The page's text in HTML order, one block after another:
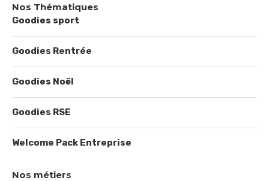
Nos Thématiques
Goodies sport
Goodies Rentrée
Goodies Noël
Goodies RSE
Welcome Pack Entreprise
Nos métiers